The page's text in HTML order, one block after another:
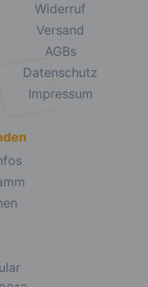
Widerruf
Versand
AGBs
Datenschutz
Impressum